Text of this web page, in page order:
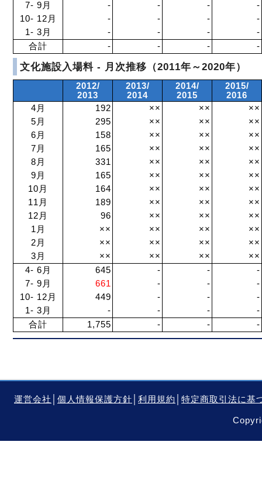
7- 9月
- - -
-
10- 12月
- - -
-
1- 3月
- - -
-
合計
- - - -
文化施設入場料 - 月次推移（2011年～2020年）
2012/
2013
2013/
2014
2014/
2015
2015/
2016
4月
192 ×× ××
××
5月
295 ×× ××
××
6月
158 ×× ××
××
7月
165 ×× ××
××
8月
331 ×× ××
××
9月
165 ×× ××
××
10月
164 ×× ××
××
11月
189 ×× ××
××
12月
96 ×× ××
××
1月
×× ×× ××
××
2月
×× ×× ××
××
3月
×× ×× ××
××
4- 6月
645 - -
-
7- 9月
661 - -
-
10- 12月
449 - -
-
1- 3月
- - -
-
合計
1,755 - - -
運営会社 個人情報保護方針 利用規約 特定商取引法に基